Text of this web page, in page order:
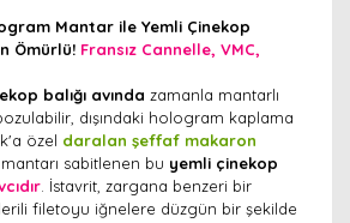
Mantar ile Yemli Çinekop
Ömürlü! Fransız Cannelle, VMC,
balığı avında zamanla mantarlı
bozulabilir, dışındaki hologram kaplama
özel daralan şeffaf makaron
sabitlenen bu yemli çinekop
. İstavrit, zargana benzeri bir
filetoyu iğnelere düzgün bir şekilde